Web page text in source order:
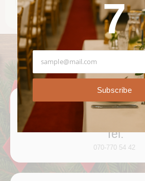
Nå Oss
Tel:
070-770 54 42
9
Subscribe